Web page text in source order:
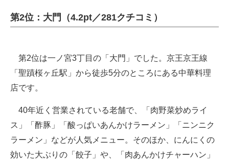
第2位：大門（4.2pt／281クチコミ）
第2位は一ノ宮3丁目の「大門」でした。京王京王線
「聖蹟桜ヶ丘駅」から徒歩5分のところにある中華料理
店です。
40年近く営業されている老舗で、「肉野菜炒めライ
ス」「酢豚」「酸っぱいあんかけラーメン」「ニンニク
ラーメン」などが人気メニュー。そのほか、にんにくの
効いた大ぶりの「餃子」や、「肉あんかけチャーハン」